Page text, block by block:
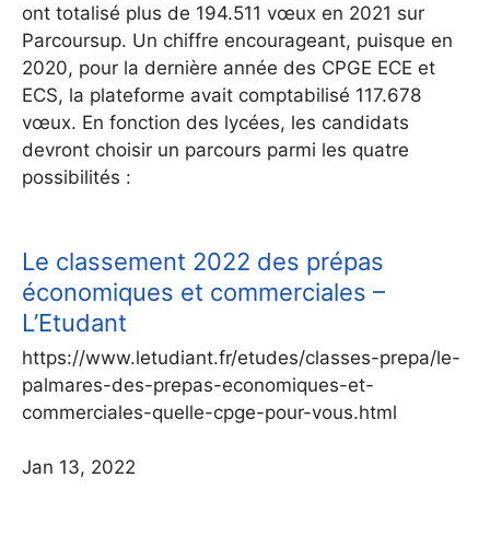
ont totalisé plus de 194.511 vœux en 2021 sur
Parcoursup. Un chiffre encourageant, puisque en
2020, pour la dernière année des CPGE ECE et
ECS, la plateforme avait comptabilisé 117.678
vœux. En fonction des lycées, les candidats
devront choisir un parcours parmi les quatre
possibilités :
Le classement 2022 des prépas
économiques et commerciales –
L’Etudant
https://www.letudiant.fr/etudes/classes-prepa/le-
palmares-des-prepas-economiques-et-
commerciales-quelle-cpge-pour-vous.html
Jan 13, 2022